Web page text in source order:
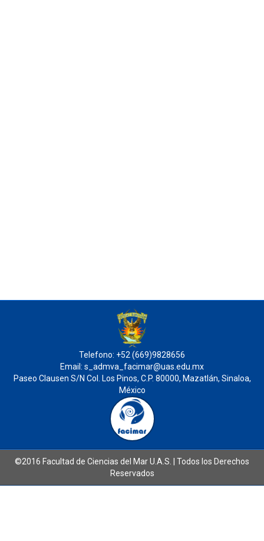
Telefono: +52 (669)9828656
Email: s_admva_facimar@uas.edu.mx
Paseo Clausen S/N Col. Los Pinos, C.P. 80000, Mazatlán, Sinaloa,
México
©2016 Facultad de Ciencias del Mar U.A.S. | Todos los Derechos
Reservados